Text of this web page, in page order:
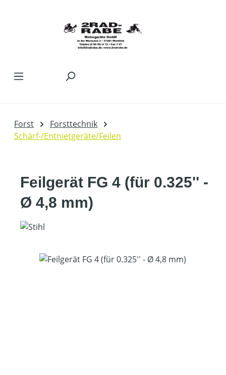
Forst
Forsttechnik
Schärf-/Entnietgeräte/Feilen
Feilgerät FG 4 (für 0.325'' -
Ø 4,8 mm)
Bildergalerie überspringen